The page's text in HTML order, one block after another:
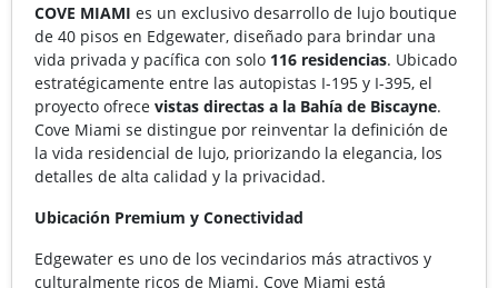
COVE MIAMI es un exclusivo desarrollo de lujo boutique
de 40 pisos en Edgewater, diseñado para brindar una
vida privada y pacífica con solo 116 residencias. Ubicado
estratégicamente entre las autopistas I-195 y I-395, el
proyecto ofrece vistas directas a la Bahía de Biscayne.
Cove Miami se distingue por reinventar la definición de
la vida residencial de lujo, priorizando la elegancia, los
detalles de alta calidad y la privacidad.
Ubicación Premium y Conectividad
Edgewater es uno de los vecindarios más atractivos y
culturalmente ricos de Miami. Cove Miami está